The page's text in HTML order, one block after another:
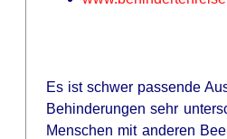
Es ist schwer passende
Behinderungen sehr
Menschen mit anderen